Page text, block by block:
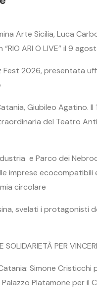
Arte Sicilia, Luca
ARI O LIVE” il 9
Fest 2026, presentata
Giubileo Agatino.
del Teatro
e Parco dei
imprese ecocompatibili
circolare
svelati i protagonisti
SOLIDARIETÀ PER
Simone Cristicchi
Palazzo Platamone per il